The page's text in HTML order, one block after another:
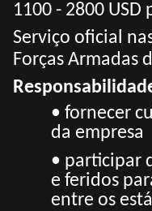
1100 - 2800 USD
Serviço oficial
Forças Armadas
• fornecer
da empresa
• participar
e feridos
entre os